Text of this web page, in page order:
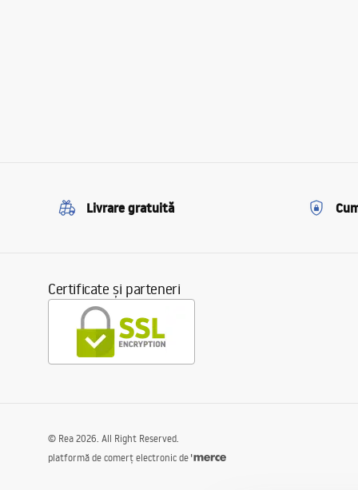
Livrare gratuită
Certificate și parteneri
© Rea 2026. All Right Reserved.
platformă de comerț electronic de